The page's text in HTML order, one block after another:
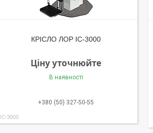
КРІСЛО ЛОР IC-3000
Ціну уточнюйте
В наявності
+380 (50) 327-50-55
IC-3000